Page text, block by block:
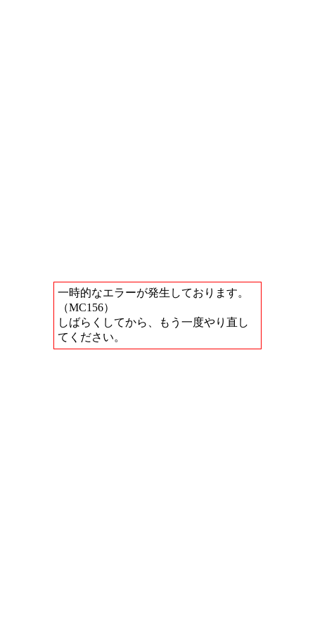
一時的なエラーが発生しております。
（MC156）
しばらくしてから、もう一度やり直し
てください。